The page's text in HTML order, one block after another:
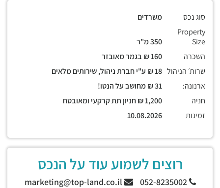
סוג נכס
משרדים
Property
Size
השכרה
שרות׳ הניהול
ארנונה:
חניה
זמינות
רוצים לשמוע עוד על הנכס
052-8235002